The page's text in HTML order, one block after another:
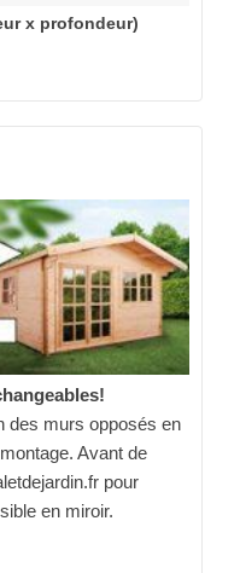
x profondeur)
des murs opposés en
Avant de
pour
en miroir.